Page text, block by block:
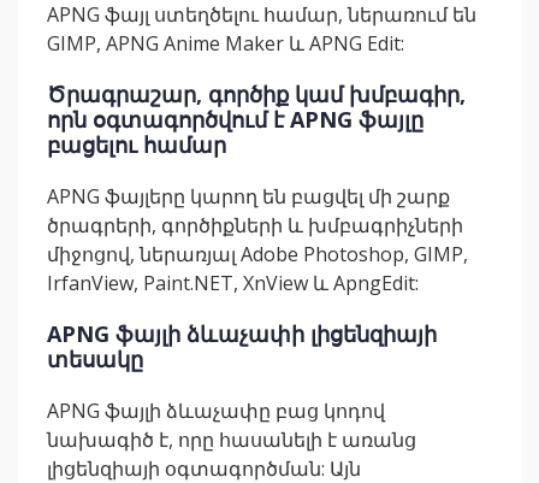
APNG ֆայլ ստեղծելու համար, ներառում են
GIMP, APNG Anime Maker և APNG Edit:
Ծրագրաշար, գործիք կամ խմբագիր,
որն օգտագործվում է APNG ֆայլը
բացելու համար
APNG ֆայլերը կարող են բացվել մի շարք
ծրագրերի, գործիքների և խմբագրիչների
միջոցով, ներառյալ Adobe Photoshop, GIMP,
IrfanView, Paint.NET, XnView և ApngEdit:
APNG ֆայլի ձևաչափի լիցենզիայի
տեսակը
APNG ֆայլի ձևաչափը բաց կոդով
նախագիծ է, որը հասանելի է առանց
լիցենզիայի օգտագործման: Այն